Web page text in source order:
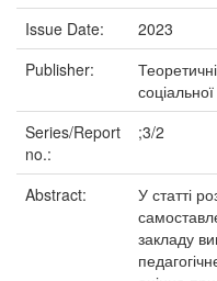
Issue Date:
2023
Publisher:
Series/Report
no.:
;3/2
Abstract:
У статті
закладу